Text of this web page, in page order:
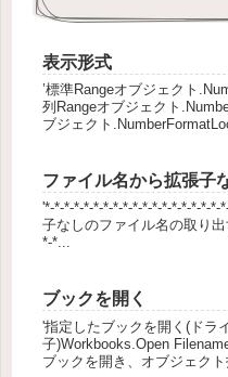
表示形式
’標準Rangeオブジェクト
列Rangeオブジェクト
ブジェクト
ファイル名から拡張子
'*-*-*-*-*-*-*-*-*-*-*-*-*-*-*-*-*-
子なしのファイル名の取り
*-*...
ブックを開く
'指定したブックを開く(ドラ
子)Workbooks.Open
ブックを開き、オブジェク